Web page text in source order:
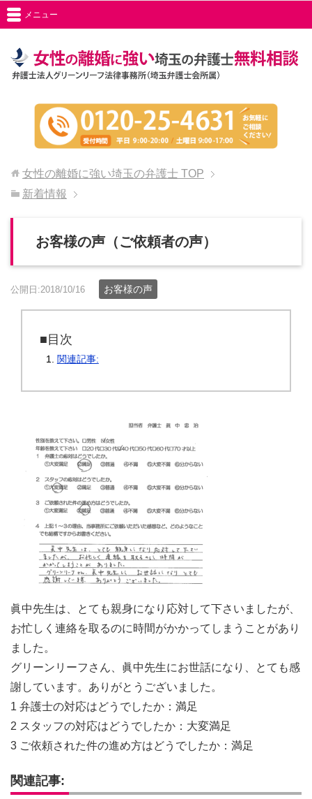
メニュー
女性の離婚に強い埼玉の弁護士 TOP
新着情報
お客様の声（ご依頼者の声）
公開日:2018/10/16 お客様の声
■目次
関連記事:
眞中先生は、とても親身になり応対して下さいましたが、
お忙しく連絡を取るのに時間がかかってしまうことがあり
ました。
グリーンリーフさん、眞中先生にお世話になり、とても感
謝しています。ありがとうございました。
1 弁護士の対応はどうでしたか：満足
2 スタッフの対応はどうでしたか：大変満足
3 ご依頼された件の進め方はどうでしたか：満足
関連記事: